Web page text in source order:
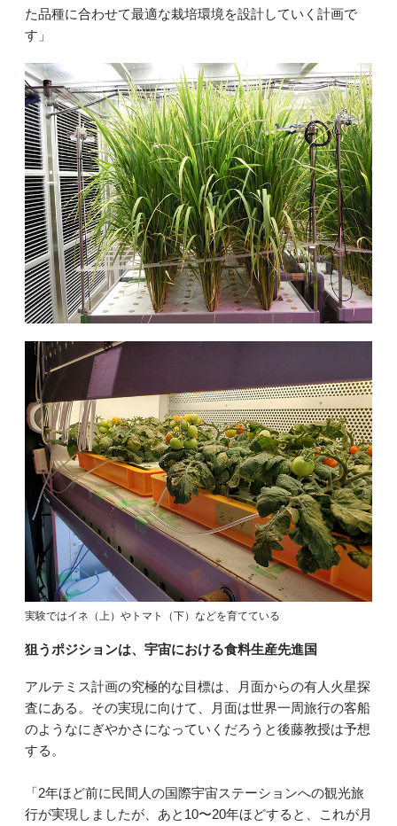
た品種に合わせて最適な栽培環境を設計していく計画で
す」
実験ではイネ（上）やトマト（下）などを育てている
狙うポジションは、宇宙における食料生産先進国
アルテミス計画の究極的な目標は、月面からの有人火星探
査にある。その実現に向けて、月面は世界一周旅行の客船
のようなにぎやかさになっていくだろうと後藤教授は予想
する。
「2年ほど前に民間人の国際宇宙ステーションへの観光旅
行が実現しましたが、あと10〜20年ほどすると、これが月